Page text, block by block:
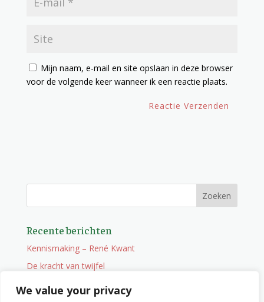
We value your privacy
Mijn naam, e-mail en site opslaan in deze browser
voor de volgende keer wanneer ik een reactie plaats.
Recente berichten
Kennismaking – René Kwant
De kracht van twijfel
Onderweg